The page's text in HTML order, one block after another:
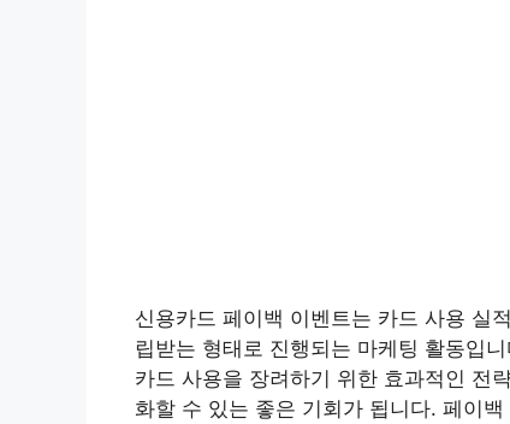
신용카드 페이백 이벤트는 카드 사용 실
립받는 형태로 진행되는 마케팅 활동입
카드 사용을 장려하기 위한 효과적인 전
화할 수 있는 좋은 기회가 됩니다. 페이